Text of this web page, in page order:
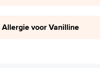
Allergie voor Vanilline